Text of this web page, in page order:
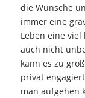
die Wünsche
immer eine
Leben eine
auch nicht
kann es zu
privat
man aufgehen